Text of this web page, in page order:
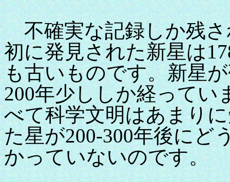
不確実な記録しか残さ
初に発見された新星は
も古いものです。新星
200年少ししか経ってい
べて科学文明はあまり
た星が200-300年後にど
かっていないのです。